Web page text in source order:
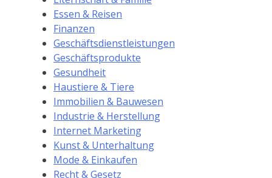
Essen & Reisen
Finanzen
Geschäftsdienstleistungen
Geschäftsprodukte
Gesundheit
Haustiere & Tiere
Immobilien & Bauwesen
Industrie & Herstellung
Internet Marketing
Kunst & Unterhaltung
Mode & Einkaufen
Recht & Gesetz